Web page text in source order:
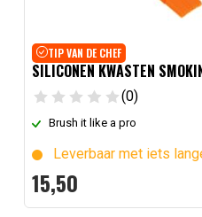
TIP VAN DE CHEF
SILICONEN KWASTEN
(0)
Brush it like a pro
Leverbaar met iets
15,50